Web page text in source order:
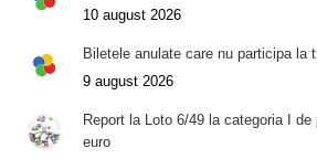
10 august 2026
Biletele anulate care nu participa la
9 august 2026
Report la Loto 6/49 la categoria I
euro